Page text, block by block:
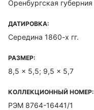
Оренбургская губерния
ДАТИРОВКА:
Середина 1860-х гг.
РАЗМЕР:
8,5 x 5,5; 9,5 x 5,7
КОЛЛЕКЦИОННЫЙ НОМЕР:
РЭМ 8764-16441/1